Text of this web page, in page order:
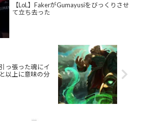
【LoL】FakerがGumayusiをびっくりさせ
て立ち去った
っ張った魂にイ
以上に意味の分